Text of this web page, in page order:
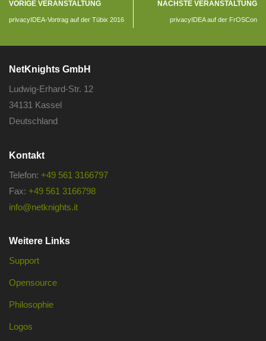
VORIGE VERANSTALTUNG
privacyIDEA-Vortrag auf der Tübix 2016
NÄCHSTE VERANSTALTUNG
privacyIDEA auf der FrOSCon
NetKnights GmbH
Ludwig-Erhard-Str. 12
34131 Kassel
Deutschland
Kontakt
Telefon: +49 561 3166797
Fax: +49 561 3166798
info@netknights.it
Weitere Links
Support
Opensource
Philosophie
Logos